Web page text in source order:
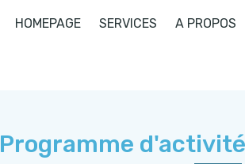
HOMEPAGE SERVICES A PROPOS
Programme